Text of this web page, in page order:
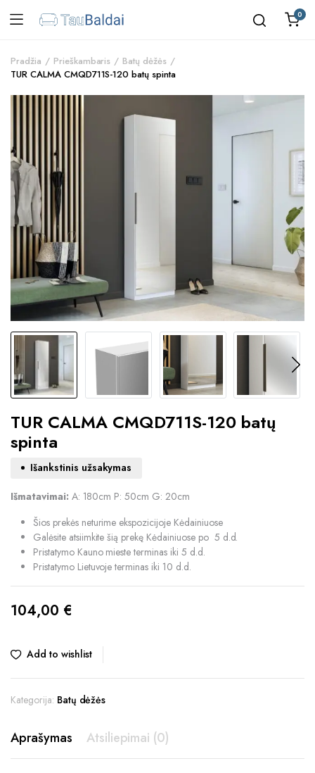
0
Pradžia Prieškambaris
Batų dėžės
TUR CALMA CMQD711S-120 batų spinta
TUR CALMA CMQD711S-120 batų
spinta
Išankstinis užsakymas
Išmatavimai: A: 180cm P: 50cm G: 20cm
Šios prekės neturime ekspozicijoje Kėdainiuose
Galėsite atsiimkite šią prekę Kėdainiuose po 5 d.d.
Pristatymo Kauno mieste terminas iki 5 d.d.
Pristatymo Lietuvoje terminas iki 10 d.d.
104,00 €
Add to wishlist
Kategorija: Batų dėžės
Aprašymas Atsiliepimai (0)